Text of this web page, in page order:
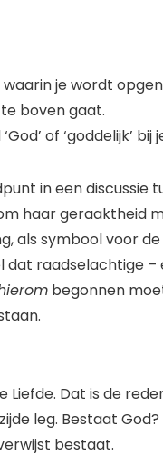
je wordt
boven gaat.
of ‘goddelijk’ bij
in een discussie
haar geraaktheid
als symbool voor
raadselachtige –
begonnen
Dat is de
leg. Bestaat
bestaat.